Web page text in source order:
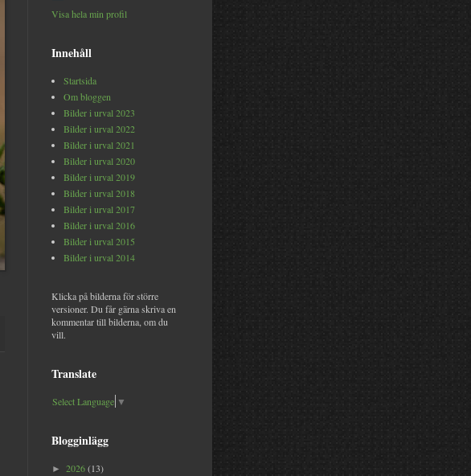
Visa hela min profil
Innehåll
Startsida
Om bloggen
Bilder i urval 2023
Bilder i urval 2022
Bilder i urval 2021
Bilder i urval 2020
Bilder i urval 2019
Bilder i urval 2018
Bilder i urval 2017
Bilder i urval 2016
Bilder i urval 2015
Bilder i urval 2014
Klicka på bilderna för större
versioner. Du får gärna skriva en
kommentar till bilderna, om du
vill.
Translate
Select Language ▼
Blogginlägg
► 2026(13)